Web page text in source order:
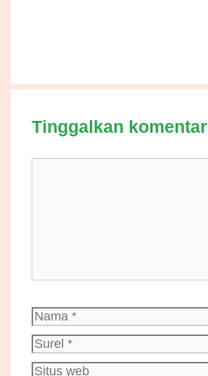
Tinggalkan komentar
Nama